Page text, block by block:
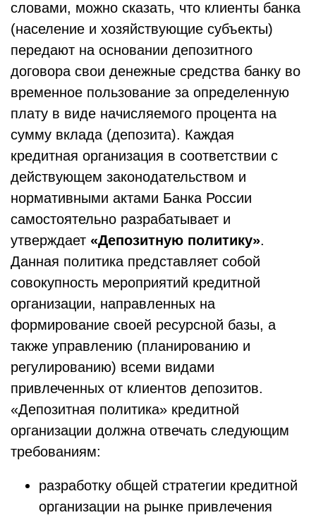
словами, можно сказать, что клиенты банка
(население и хозяйствующие субъекты)
передают на основании депозитного
договора свои денежные средства банку во
временное пользование за определенную
плату в виде начисляемого процента на
сумму вклада (депозита). Каждая
кредитная организация в соответствии с
действующем законодательством и
нормативными актами Банка России
самостоятельно разрабатывает и
утверждает «Депозитную политику».
Данная политика представляет собой
совокупность мероприятий кредитной
организации, направленных на
формирование своей ресурсной базы, а
также управлению (планированию и
регулированию) всеми видами
привлеченных от клиентов депозитов.
«Депозитная политика» кредитной
организации должна отвечать следующим
требованиям:
разработку общей стратегии кредитной
организации на рынке привлечения